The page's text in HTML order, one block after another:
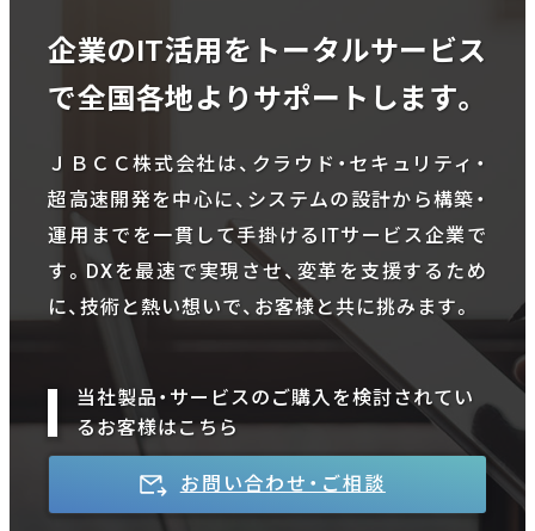
企業のIT活用をトータルサービス
で全国各地よりサポートします。
ＪＢＣＣ株式会社は、クラウド・セキュリティ・
超高速開発を中心に、システムの設計から構築・
運用までを一貫して手掛けるITサービス企業で
す。DXを最速で実現させ、変革を支援するため
に、技術と熱い想いで、お客様と共に挑みます。
当社製品・サービスのご購入を検討されてい
るお客様はこちら
お問い合わせ・ご相談